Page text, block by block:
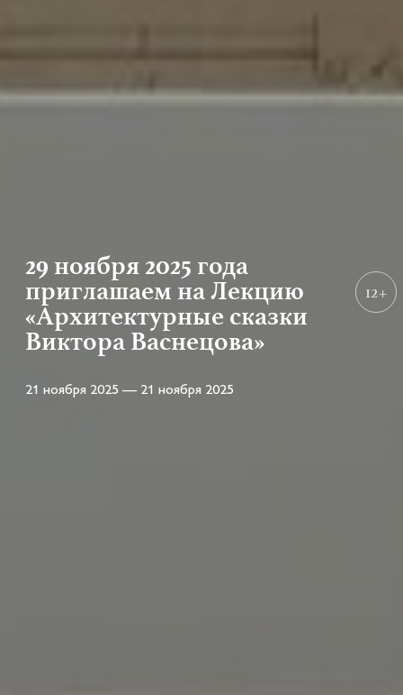
29 ноября 2025 года
приглашаем на Лекцию
«Архитектурные сказки
Виктора Васнецова»
21 ноября 2025 — 21 ноября 2025
12+